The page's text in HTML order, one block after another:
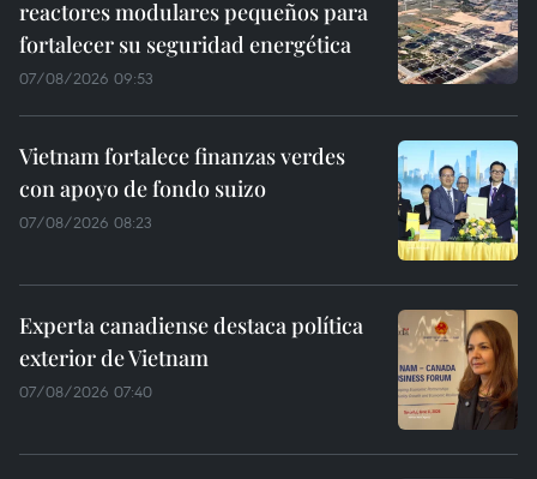
reactores modulares pequeños para
fortalecer su seguridad energética
07/08/2026 09:53
Vietnam fortalece finanzas verdes
con apoyo de fondo suizo
07/08/2026 08:23
Experta canadiense destaca política
exterior de Vietnam
07/08/2026 07:40